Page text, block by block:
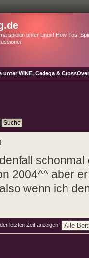
spielen unter Linux! How-Tos,
unter WINE, Cedega &
2004^^ aber
wenn ich
letzten Zeit anzeigen: